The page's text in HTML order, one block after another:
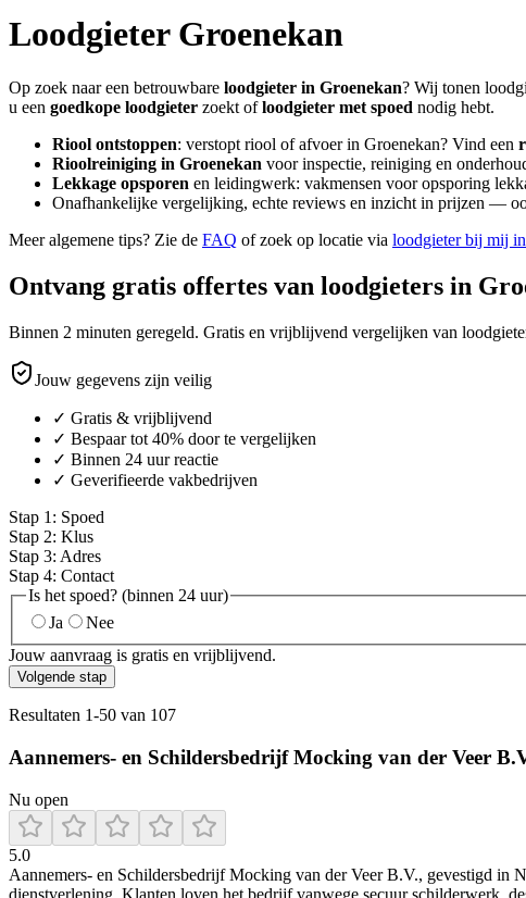
Loodgieter Groenekan
Op zoek naar een betrouwbare loodgieter in Groenekan? Wij tonen
u een goedkope loodgieter zoekt ofloodgieter met spoed nodig hebt.
Riool ontstoppen: verstopt riool of afvoer in Groenekan? Vind een
Rioolreiniging in Groenekan voor inspectie, reiniging en
Lekkage opsporen en leidingwerk: vakmensen voor opsporing
Onafhankelijke vergelijking, echte reviews en inzicht in prijzen —
Meer algemene tips? Zie de FAQ of zoek op locatie via loodgieter bij mij
Ontvang gratis offertes van loodgieters in
Binnen 2 minuten geregeld. Gratis en vrijblijvend vergelijken van
Jouw gegevens zijn veilig
✓ Gratis & vrijblijvend
✓ Bespaar tot 40% door te vergelijken
✓ Binnen 24 uur reactie
✓ Geverifieerde vakbedrijven
Stap 1 : Spoed
Stap 2: Klus
Stap 3: Adres
Stap 4: Contact
Is het spoed? (binnen 24 uur)
Ja
Nee
Jouw aanvraag is gratis en vrijblijvend.
Volgende stap
Resultaten 1-50 van 107
Aannemers- en Schildersbedrijf Mocking van der Veer
Nu open
5.0
Aannemers‑ en Schildersbedrijf Mocking van der Veer B.V., gevestigd in
dienstverlening. Klanten loven het bedrijf vanwege secuur schilderwerk,